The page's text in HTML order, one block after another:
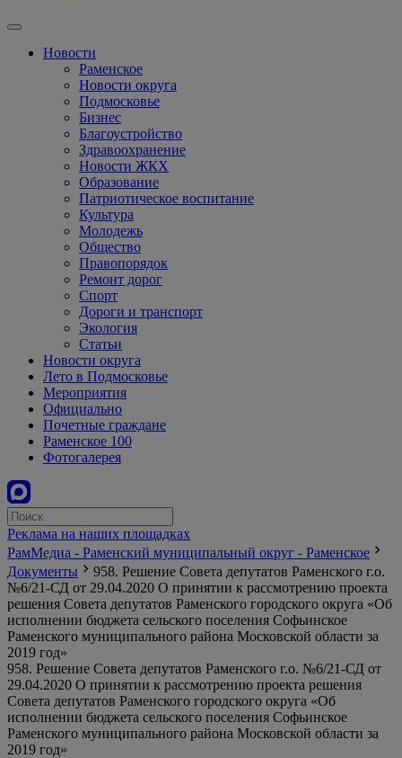
Новости
Раменское
Новости округа
Подмосковье
Бизнес
Благоустройство
Здравоохранение
Новости ЖКХ
Образование
Патриотическое воспитание
Культура
Молодежь
Общество
Правопорядок
Ремонт дорог
Спорт
Дороги и транспорт
Экология
Статьи
Новости округа
Лето в Подмосковье
Мероприятия
Официально
Почетные граждане
Раменское 100
Фотогалерея
Реклама на наших площадках
РамМедиа - Раменский муниципальный округ - Раменское
Документы
958. Решение Совета депутатов Раменского г.о.
№6/21-СД от 29.04.2020 О принятии к рассмотрению проекта
решения Совета депутатов Раменского городского округа «Об
исполнении бюджета сельского поселения Софьинское
Раменского муниципального района Московской области за
2019 год»
958. Решение Совета депутатов Раменского г.о. №6/21-СД от
29.04.2020 О принятии к рассмотрению проекта решения
Совета депутатов Раменского городского округа «Об
исполнении бюджета сельского поселения Софьинское
Раменского муниципального района Московской области за
2019 год»